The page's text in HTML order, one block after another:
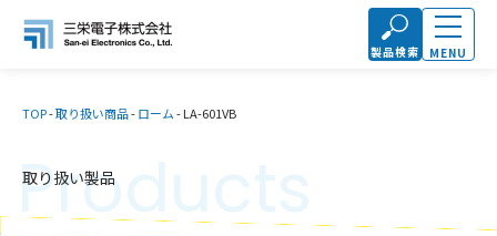
製品検索 MENU
TOP-取り扱い商品-ローム-LA-601VB
取り扱い製品
Products